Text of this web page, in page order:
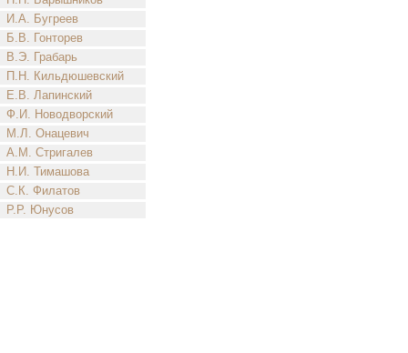
И.А. Бугреев
Б.В. Гонторев
В.Э. Грабарь
П.Н. Кильдюшевский
Е.В. Лапинский
Ф.И. Новодворский
М.Л. Онацевич
А.М. Стригалев
Н.И. Тимашова
С.К. Филатов
Р.Р. Юнусов